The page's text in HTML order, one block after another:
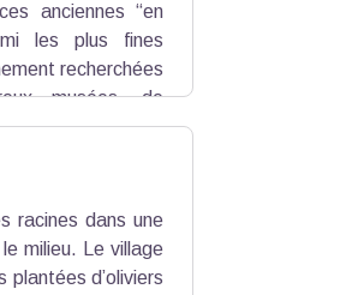
anciennes “en
les plus fines
recherchées
musées, de
plusieurs pièces
musée de Lyon,
racines dans une
milieu. Le village
plantées d’oliviers